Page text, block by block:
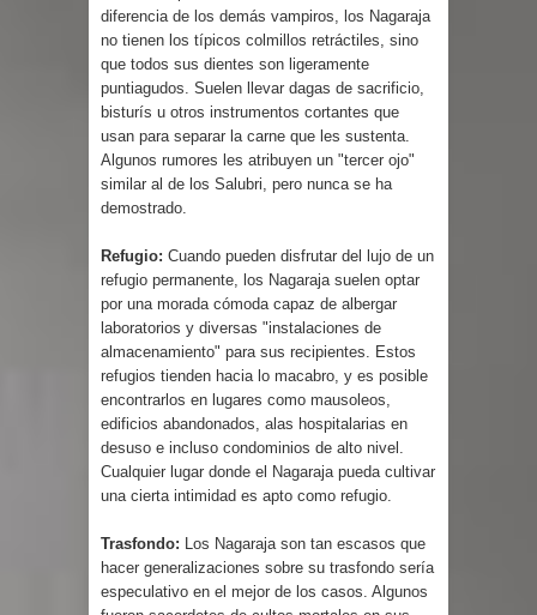
diferencia de los demás vampiros, los Nagaraja
no tienen los típicos colmillos retráctiles, sino
que todos sus dientes son ligeramente
puntiagudos. Suelen llevar dagas de sacrificio,
bisturís u otros instrumentos cortantes que
usan para separar la carne que les sustenta.
Algunos rumores les atribuyen un "tercer ojo"
similar al de los Salubri, pero nunca se ha
demostrado.
Refugio: Cuando pueden disfrutar del lujo de un
refugio permanente, los Nagaraja suelen optar
por una morada cómoda capaz de albergar
laboratorios y diversas "instalaciones de
almacenamiento" para sus recipientes. Estos
refugios tienden hacia lo macabro, y es posible
encontrarlos en lugares como mausoleos,
edificios abandonados, alas hospitalarias en
desuso e incluso condominios de alto nivel.
Cualquier lugar donde el Nagaraja pueda cultivar
una cierta intimidad es apto como refugio.
Trasfondo: Los Nagaraja son tan escasos que
hacer generalizaciones sobre su trasfondo sería
especulativo en el mejor de los casos. Algunos